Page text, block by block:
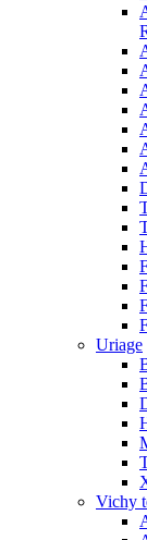
Uriage
Vichy